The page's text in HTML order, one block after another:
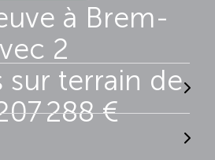
à Brem-
2
sur terrain de
288 €